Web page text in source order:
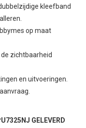
kleefband
op maat
zichtbaarheid
en uitvoeringen.
GELEVERD